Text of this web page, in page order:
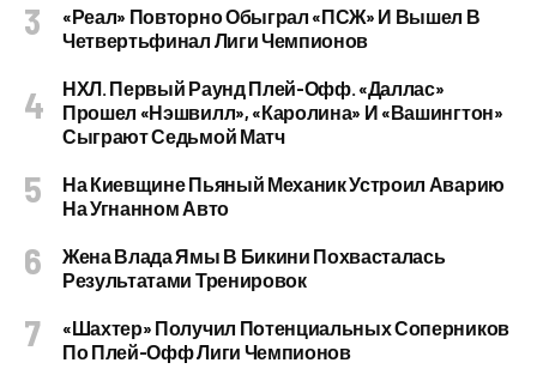
«Реал» Повторно Обыграл «ПСЖ» И Вышел В
Четвертьфинал Лиги Чемпионов
НХЛ. Первый Раунд Плей-Офф. «Даллас»
Прошел «Нэшвилл», «Каролина» И «Вашингтон»
Сыграют Седьмой Матч
На Киевщине Пьяный Механик Устроил Аварию
На Угнанном Авто
Жена Влада Ямы В Бикини Похвасталась
Результатами Тренировок
«Шахтер» Получил Потенциальных Соперников
По Плей-Офф Лиги Чемпионов